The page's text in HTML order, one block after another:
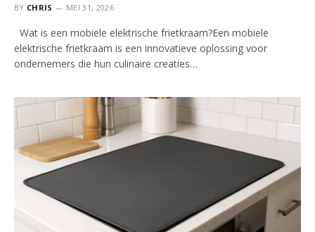
BY CHRIS MEI 31, 2026
Wat is een mobiele elektrische frietkraam?Een mobiele
elektrische frietkraam is een innovatieve oplossing voor
ondernemers die hun culinaire creaties…